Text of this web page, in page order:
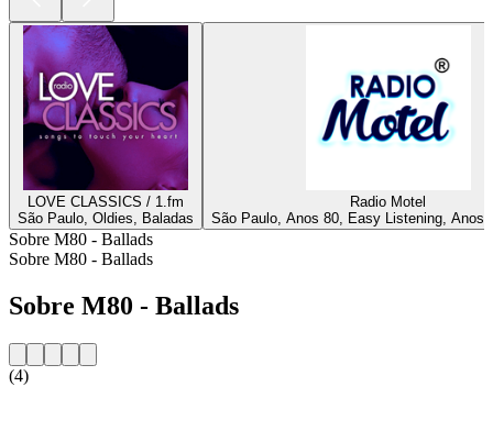
LOVE CLASSICS / 1.fm
São Paulo, Oldies, Baladas
Radio Motel
São Paulo, Anos 80, Easy Listening, Anos
Sobre M80 - Ballads
Sobre M80 - Ballads
Sobre M80 - Ballads
(4)